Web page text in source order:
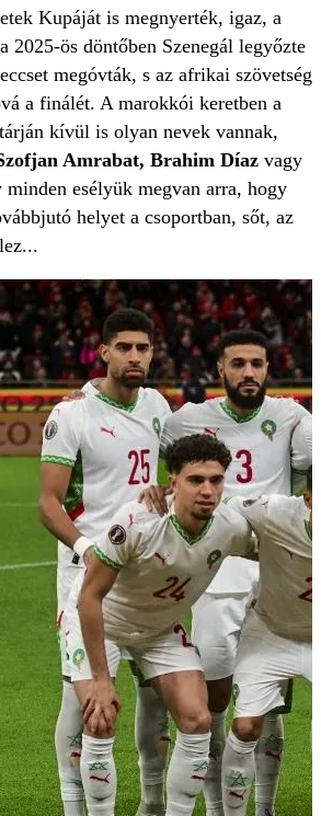
Kupáját is megnyerték, igaz, a
2025-ös döntőben Szenegál legyőzte
megóvták, s az afrikai szövetség
a finálét. A marokkói keretben a
kívül is olyan nevek vannak,
Amrabat, Brahim Díaz vagy
minden esélyük megvan arra, hogy
helyet a csoportban, sőt, az